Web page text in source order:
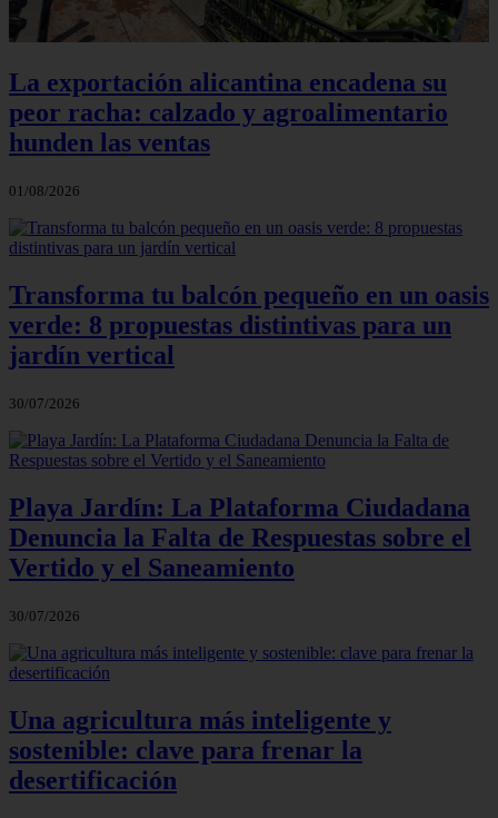
La exportación alicantina encadena su
peor racha: calzado y agroalimentario
hunden las ventas
01/08/2026
Transforma tu balcón pequeño en un oasis
verde: 8 propuestas distintivas para un
jardín vertical
30/07/2026
Playa Jardín: La Plataforma Ciudadana
Denuncia la Falta de Respuestas sobre el
Vertido y el Saneamiento
30/07/2026
Una agricultura más inteligente y
sostenible: clave para frenar la
desertificación